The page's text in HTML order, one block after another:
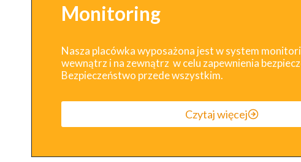
Monitoring
Nasza placówka wyposażona jest w system
wewnątrz i na zewnątrz w celu zapewnienia
Bezpieczeństwo przede wszystkim.
Czytaj więcej